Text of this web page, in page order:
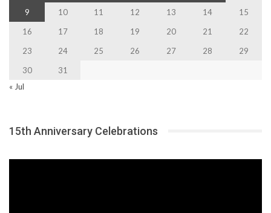
9
10 11 12 13 14
15
16
17 18 19 20 21
22
23
24 25 26 27 28
29
30
31
« Jul
15th Anniversary Celebrations